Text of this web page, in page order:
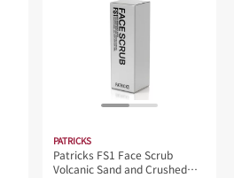
PATRICKS
Patricks FS1 Face Scrub
Volcanic Sand and Crushed